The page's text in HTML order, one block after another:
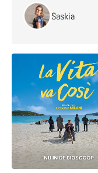
Saskia